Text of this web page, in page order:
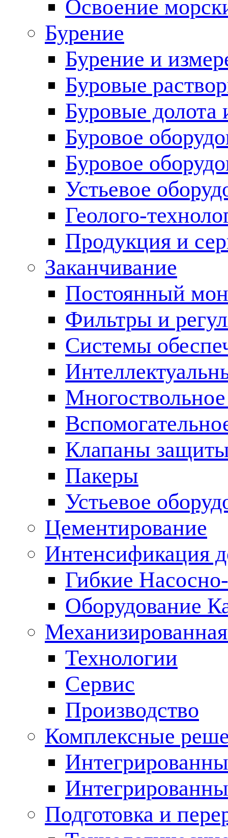
Освоение
Бурение
Бурение и
Буровые
Буровые долота
Буровое
Буровое
Устьевое
Геолого-
Продукция и
Заканчивание
Постоянный
Фильтры и
Cистемы
Клапаны
Пакеры
Устьевое
Цементирование
Интенсификация
Гибкие
Оборудование
Технологии
Сервис
Производство
Комплексные
Подготовка и